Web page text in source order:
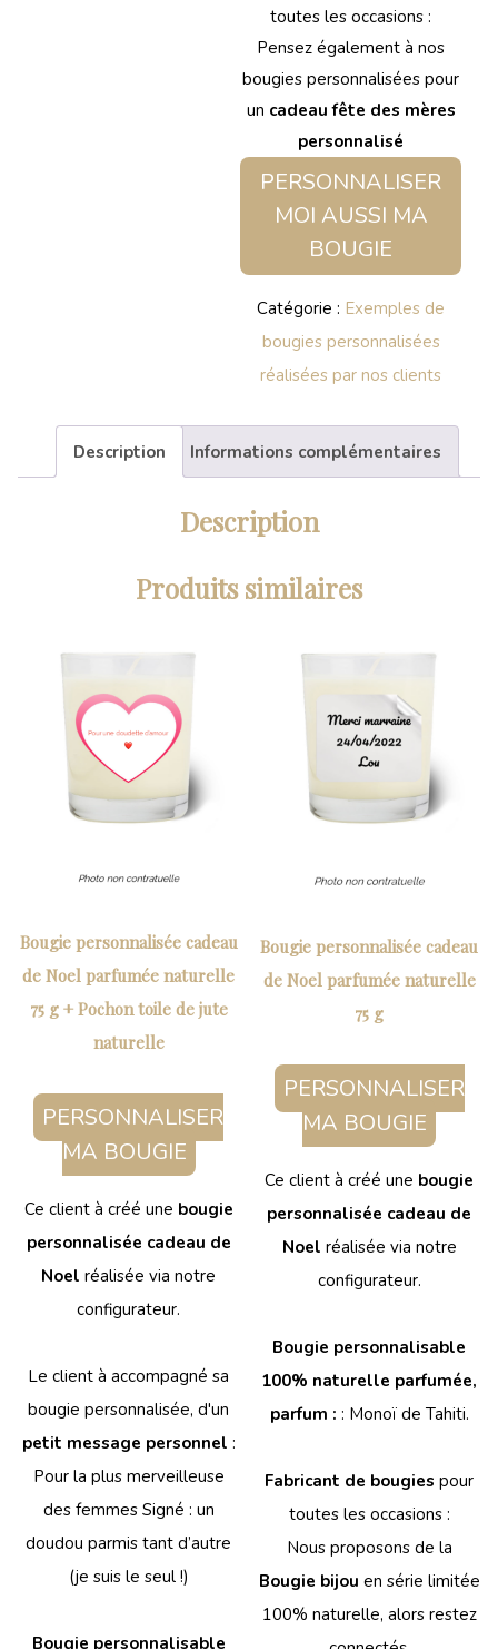
toutes les occasions :
Pensez également à nos
bougies personnalisées pour
un cadeau fête des mères
personnalisé
PERSONNALISER
MOI AUSSI MA
BOUGIE
Catégorie : Exemples de
bougies personnalisées
réalisées par nos clients
Description Informations complémentaires
Description
Produits similaires
Bougie personnalisée cadeau
de Noel parfumée naturelle
75 g + Pochon toile de jute
naturelle
PERSONNALISER
MA BOUGIE
Ce client à créé une bougie
personnalisée cadeau de
Noelréalisée via notre
configurateur.
Le client à accompagné sa
bougie personnalisée, d'un
petit message personnel :
Pour la plus merveilleuse
des femmes Signé : un
doudou parmis tant d’autre
(je suis le seul !)
Bougie personnalisable
Bougie personnalisée cadeau
de Noel parfumée naturelle
75 g
PERSONNALISER
MA BOUGIE
Ce client à créé une bougie
personnalisée cadeau de
Noel réalisée via notre
configurateur.
Bougie personnalisable
100% naturelle parfumée,
parfum : : Monoï de Tahiti.
Fabricant de bougies pour
toutes les occasions :
Nous proposons de la
Bougie bijou en série limitée
100% naturelle, alors restez